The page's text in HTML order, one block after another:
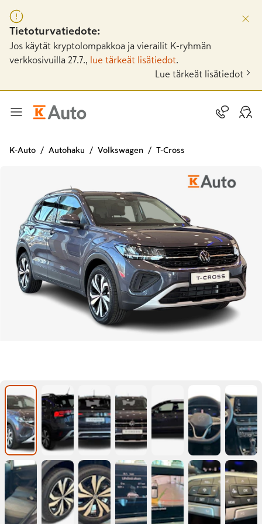
Tietoturvatiedote:
Jos käytät kryptolompakkoa ja vierailit K-ryhmän
verkkosivuilla 27.7.,
lue tärkeät lisätiedot
Lue tärkeät lisätiedot
K-Auto Autohaku Volkswagen T-Cross